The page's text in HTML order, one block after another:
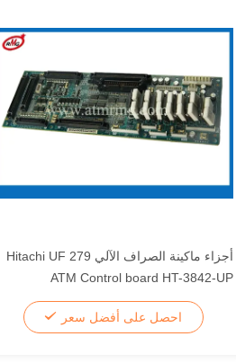
أجزاء ماكينة الصراف الآلي Hitachi UF 279
ATM Control board HT-3842-UP
M7601534B
احصل على أفضل سعر